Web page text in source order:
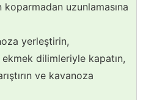
uzunlamasına
yerleştirin,
dilimleriyle kapatın,
ve kavanoza